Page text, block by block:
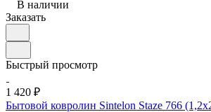
В наличии
Заказать
Быстрый просмотр
1 420 ₽
Бытовой ковролин Sintelon Staze 766